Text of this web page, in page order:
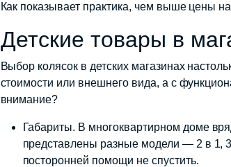
Как показывает практика, чем выше цены
Детские товары в
Выбор колясок в детских магазинах
стоимости или внешнего вида, а с
внимание?
Габариты. В многоквартирном доме
представлены разные модели — 2 в 1,
посторонней помощи не спустить.